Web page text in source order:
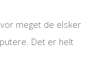
meget de elsker
Det er helt